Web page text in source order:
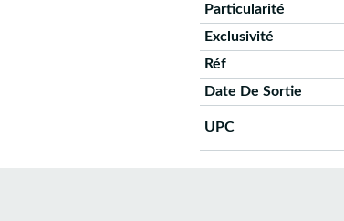
Particularité
Exclusivité
Réf
Date De Sortie
UPC